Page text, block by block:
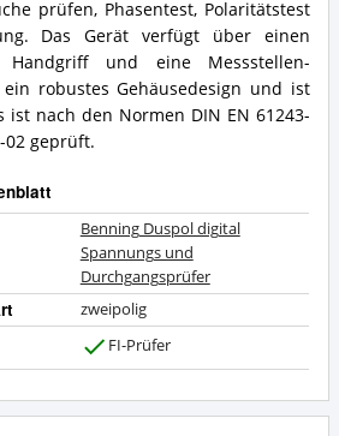
prüfen, Phasentest, Polaritätstest
Das Gerät verfügt über einen
Handgriff und eine Messstellen-
robustes Gehäusedesign und ist
ist nach den Normen DIN EN 61243-
02 geprüft.
Benning Duspol digital
Spannungs und
Durchgangsprüfer
zweipolig
FI-Prüfer